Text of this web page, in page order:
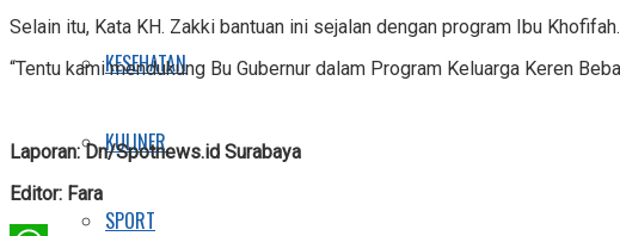
KESEHATAN
KULINER
SPORT
Selain itu, Kata KH. Zakki bantuan ini sejalan dengan program Ibu Khofifah.
“Tentu kami mendukung Bu Gubernur dalam Program Keluarga Keren
Laporan: Dn/Spotnews.id Surabaya
Editor: Fara